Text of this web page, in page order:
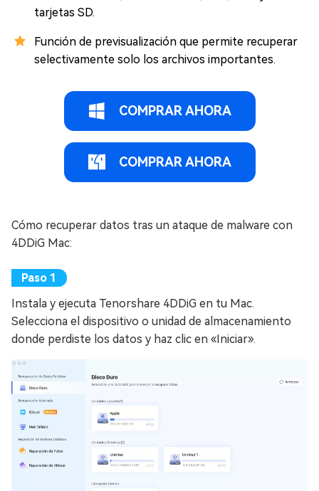
tarjetas SD.
Función de previsualización que permite recuperar
selectivamente solo los archivos importantes.
COMPRAR AHORA
COMPRAR AHORA
Cómo recuperar datos tras un ataque de malware con
4DDiG Mac:
Instala y ejecuta Tenorshare 4DDiG en tu Mac.
Selecciona el dispositivo o unidad de almacenamiento
donde perdiste los datos y haz clic en «Iniciar».